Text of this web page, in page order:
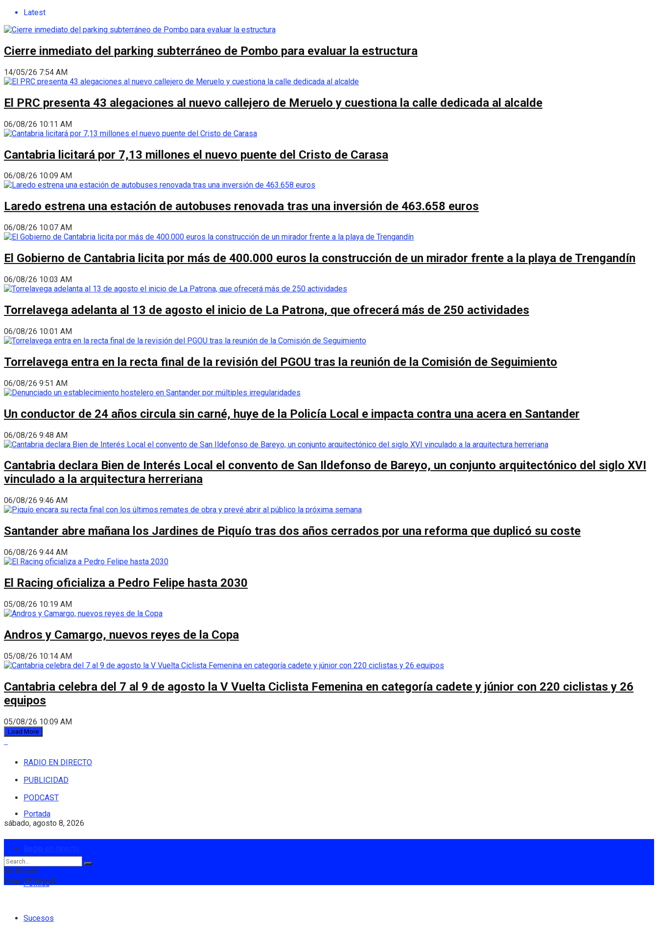
Latest
Cierre inmediato del parking subterráneo de Pombo para evaluar la estructura
14/05/26 7:54 AM
El PRC presenta 43 alegaciones al nuevo callejero de Meruelo y cuestiona la calle dedicada al alcalde
06/08/26 10:11 AM
Cantabria licitará por 7,13 millones el nuevo puente del Cristo de Carasa
06/08/26 10:09 AM
Laredo estrena una estación de autobuses renovada tras una inversión de 463.658 euros
06/08/26 10:07 AM
El Gobierno de Cantabria licita por más de 400.000 euros la construcción de un mirador frente a la playa de Trengandín
06/08/26 10:03 AM
Torrelavega adelanta al 13 de agosto el inicio de La Patrona, que ofrecerá más de 250 actividades
06/08/26 10:01 AM
Torrelavega entra en la recta final de la revisión del PGOU tras la reunión de la Comisión de Seguimiento
06/08/26 9:51 AM
Un conductor de 24 años circula sin carné, huye de la Policía Local e impacta contra una acera en Santander
06/08/26 9:48 AM
Cantabria declara Bien de Interés Local el convento de San Ildefonso de Bareyo, un conjunto arquitectónico del siglo XVI
vinculado a la arquitectura herreriana
06/08/26 9:46 AM
Santander abre mañana los Jardines de Piquío tras dos años cerrados por una reforma que duplicó su coste
06/08/26 9:44 AM
El Racing oficializa a Pedro Felipe hasta 2030
05/08/26 10:19 AM
Andros y Camargo, nuevos reyes de la Copa
05/08/26 10:14 AM
Cantabria celebra del 7 al 9 de agosto la V Vuelta Ciclista Femenina en categoría cadete y júnior con 220 ciclistas y 26
equipos
05/08/26 10:09 AM
Load More
RADIO EN DIRECTO
PUBLICIDAD
PODCAST
sábado, agosto 8, 2026
Portada
Política
Sucesos
No Result
View All Result